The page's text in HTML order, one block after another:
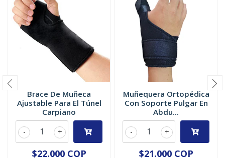
Brace De Muñeca
Ajustable Para El Túnel
Carpiano
+
-
$22.000 COP
Muñequera Ortopédica
Con Soporte Pulgar En
Abdu...
+
-
$21.000 COP